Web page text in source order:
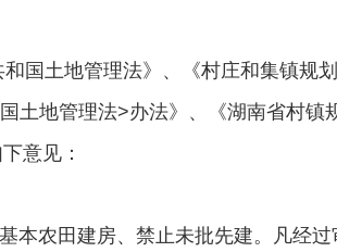
国土地管理法》、《村庄和集镇规
土地管理法>办法》、《湖南省村镇
意见：
农田建房、禁止未批先建。凡经过